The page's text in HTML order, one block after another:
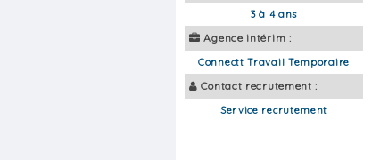
3 à 4 ans
Agence intérim :
Connectt Travail Temporaire
Contact recrutement :
Service recrutement